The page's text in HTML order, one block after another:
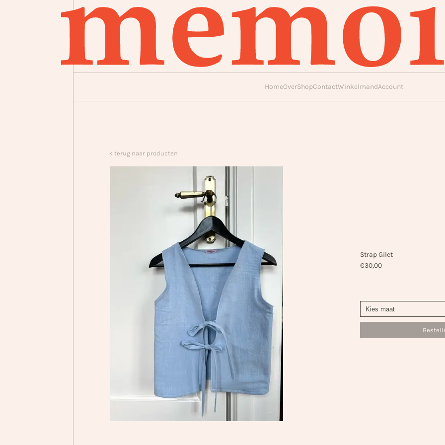
HomeOverShopContactWinkelmandAccount
< terug naar producten
Strap Gilet
€30,00